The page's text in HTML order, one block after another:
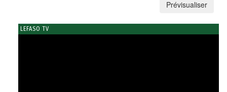
LEFASO TV